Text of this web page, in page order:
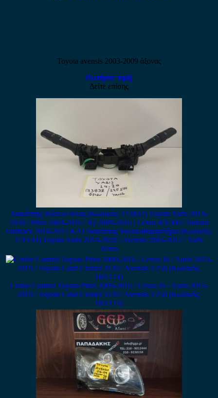
Toyota avensis 2003-2009 άξονας
Ρωτήστε τιμή
Δείτε επίσης
Διακόπτης Φώτων Φλας (Κωδικός: 173832) Toyota Yaris 2014-
2020 / Prius 2004-2016 / IQ 2009-2016 / Lexus RX300 / Subaru
Outback 2010-2015 ΚΑΙ Διακόπτης Υαλοκαθαρηστήρα (Κωδικός:
17F144) Toyota Yaris 2014-2020 / Avensis 2003-2012 / Yaris
Verso
Cruise Control Toyota Prius 2009-2016 / Lexus IS / Auris 2013-
2019 / Toyota Land Cruiser J120 / Avensis T250 (Κωδικός:
18A174)